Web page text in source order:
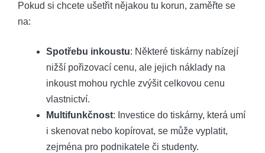
Pokud si chcete ušetřit nějakou tu korun, zaměřte se
na:
Spotřebu inkoustu: Některé tiskárny nabízejí
nižší pořizovací cenu, ale jejich náklady na
inkoust mohou rychle zvýšit celkovou cenu
vlastnictví.
Multifunkčnost: Investice do tiskárny, která umí
i skenovat nebo kopírovat, se může vyplatit,
zejména pro podnikatele či studenty.